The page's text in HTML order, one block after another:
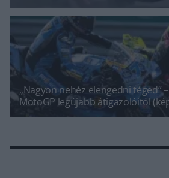
„Nagyon nehéz elengedni téged”
MotoGP legújabb átigazolóitól